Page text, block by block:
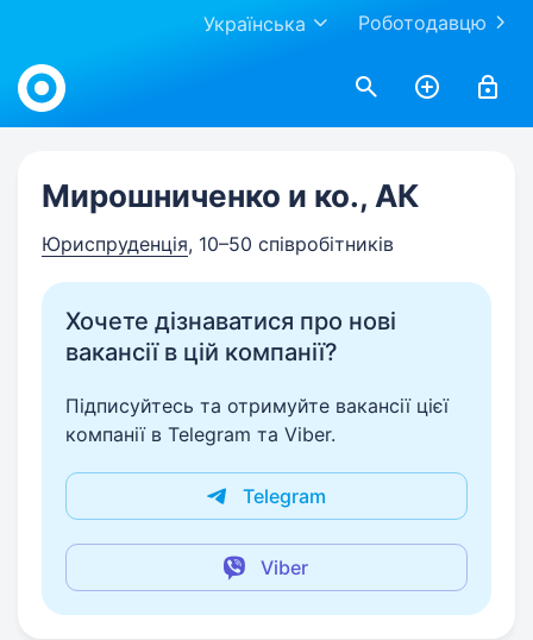
Роботодавцю
Українська
Work.ua
Мирошниченко и ко., АК
Юриспруденція, 10–50 співробітників
Хочете дізнаватися про нові
вакансії в цій компанії?
Підписуйтесь та отримуйте вакансії цієї
компанії в Telegram та Viber.
Telegram
Viber